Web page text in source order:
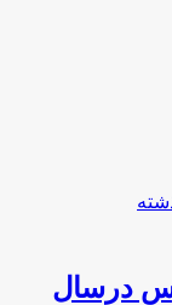
كلاس درس درسال